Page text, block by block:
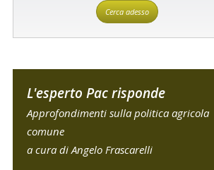
Cerca adesso
L'esperto Pac risponde
Approfondimenti sulla politica agricola
comune
a cura di Angelo Frascarelli